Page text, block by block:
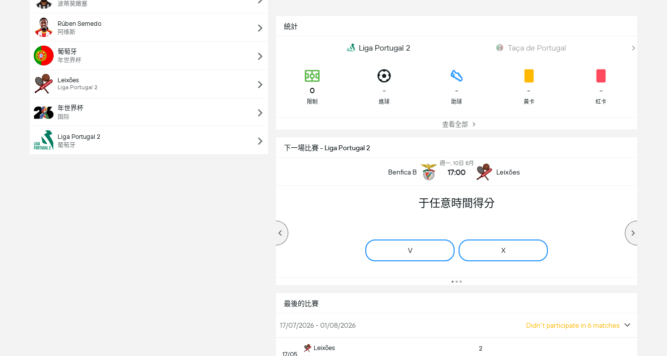
波蒂莫嫩塞
Rúben Semedo
阿维斯
葡萄牙
年世界杯
Leixões
Liga Portugal 2
年世界杯
国际
Liga Portugal 2
葡萄牙
統計
Liga Portugal 2 Taça de Portugal
0
限制
-
進球
-
助球
-
黃卡
-
紅卡
查看全部
下一場比賽 - Liga Portugal 2
Benfica B
週一, 10日 8月
17:00 Leixões
于任意時間得分
V X
最後的比賽
17/07/2026 - 01/08/2026 Didn't participate in 6 matches
17/05
Leixões
2